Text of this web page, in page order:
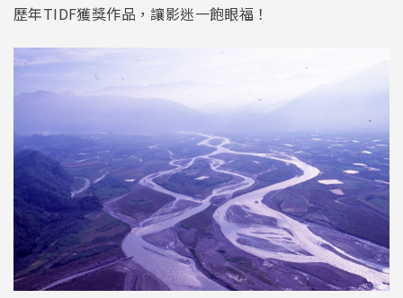
歷年TIDF獲獎作品，讓影迷一飽眼福！